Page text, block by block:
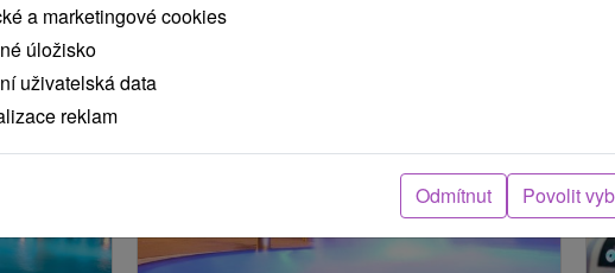
MOHLY TAKÉ ZAJÍMAT
a marketingové cookies
úložisko
uživatelská data
reklam
Odmítnut Povolit